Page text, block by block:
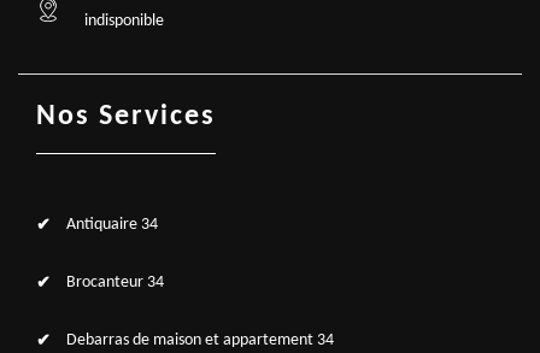
indisponible
Nos Services
Antiquaire 34
Brocanteur 34
Debarras de maison et appartement 34